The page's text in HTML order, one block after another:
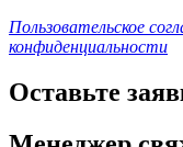
Пользовательское
конфиденциальности
Оставьте